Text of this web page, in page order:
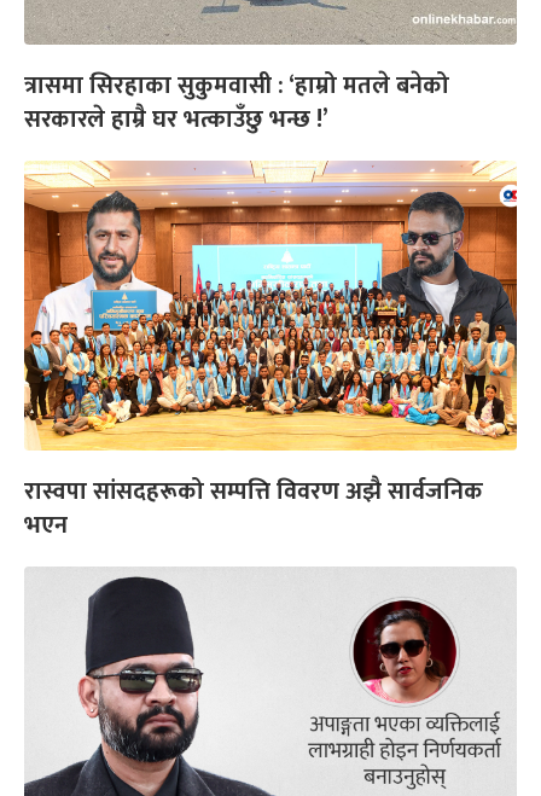
त्रासमा सिरहाका सुकुमवासी : ‘हाम्रो मतले बनेको
सरकारले हाम्रै घर भत्काउँछु भन्छ !’
रास्वपा सांसदहरूको सम्पत्ति विवरण अझै सार्वजनिक
भएन